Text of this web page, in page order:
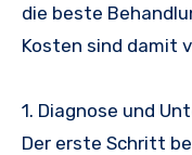
die beste
Kosten sind damit
1. Diagnose und
Der erste Schritt